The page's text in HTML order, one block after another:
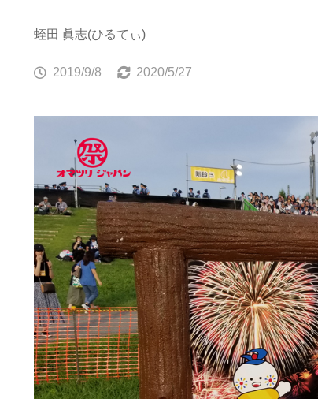
蛭田 眞志(ひるてぃ)
2019/9/8 2020/5/27